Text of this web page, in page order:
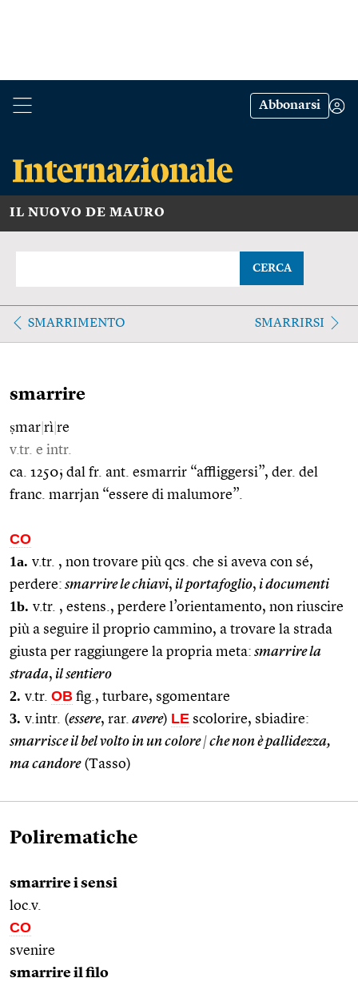
Abbonarsi
IL NUOVO DE MAURO
CERCA
SMARRIMENTO SMARRIRSI
smarrire
ṣmar rì re
v.tr. e intr.
ca. 1250; dal fr. ant. esmarrir “affliggersi”, der. del
franc. marrjan “essere di malumore”.
CO
1a. v.tr. , non trovare più qcs. che si aveva con sé,
perdere: smarrire le chiavi, il portafoglio, i documenti
1b. v.tr. , estens., perdere l’orientamento, non riuscire
più a seguire il proprio cammino, a trovare la strada
giusta per raggiungere la propria meta: smarrire la
strada, il sentiero
2. v.tr. OB fig., turbare, sgomentare
3. v.intr. (essere, rar. avere) LE scolorire, sbiadire:
smarrisce il bel volto in un colore|che non è pallidezza,
ma candore(Tasso)
Polirematiche
smarrire i sensi
loc.v.
CO
svenire
smarrire il filo